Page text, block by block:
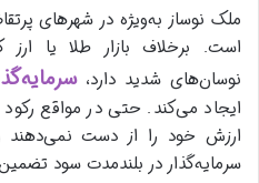
ملک نوساز به‌ویژه در شهرهای
است. برخلاف بازار طلا یا
نوسان‌های شدید دارد،
ایجاد می‌کند. حتی در مواقع رکود
ارزش خود را از دست
سرمایه‌گذار در بلندمدت سود